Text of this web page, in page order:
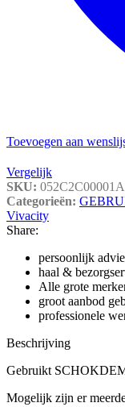
Toevoegen aan
Vergelijk
SKU:
Categorieën:
Vivacity
Share:
persoonlijk
haal &
Alle grote
groot aanbod
professionele
Beschrijving
Gebruikt
Mogelijk zijn er